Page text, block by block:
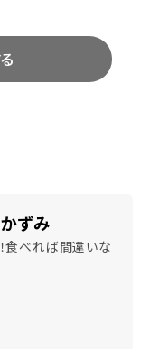
ずみ
食べれば間違いな